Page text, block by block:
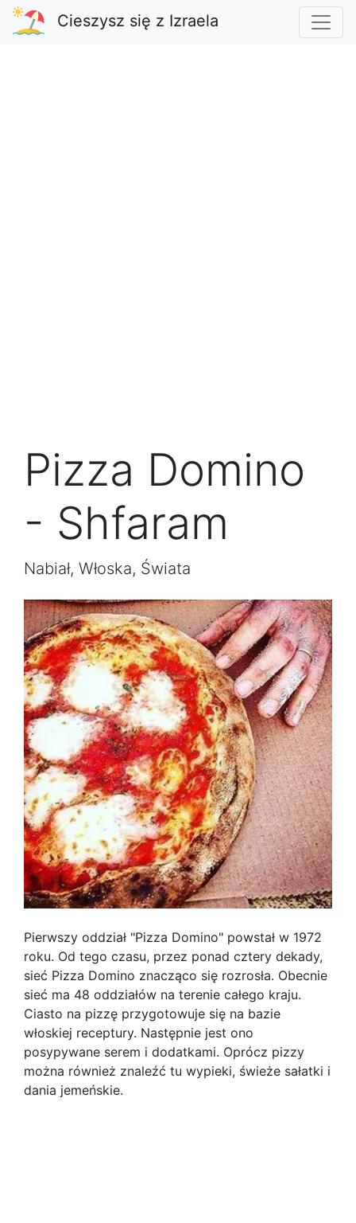
Cieszysz się z Izraela
Pizza Domino
- Shfaram
Nabiał, Włoska, Świata
Pierwszy oddział "Pizza Domino" powstał w 1972
roku. Od tego czasu, przez ponad cztery dekady,
sieć Pizza Domino znacząco się rozrosła. Obecnie
sieć ma 48 oddziałów na terenie całego kraju.
Ciasto na pizzę przygotowuje się na bazie
włoskiej receptury. Następnie jest ono
posypywane serem i dodatkami. Oprócz pizzy
można również znaleźć tu wypieki, świeże sałatki i
dania jemeńskie.